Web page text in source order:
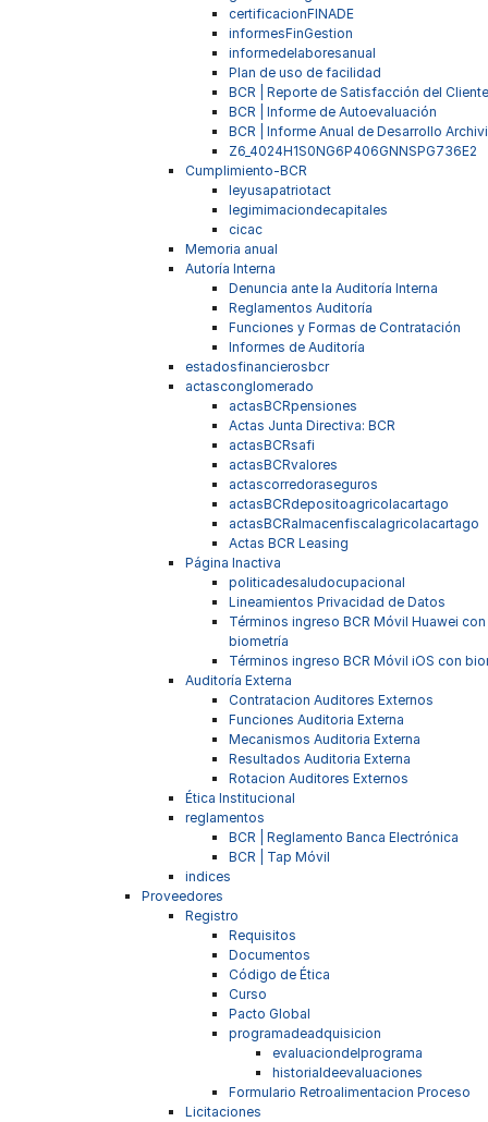
certificacionFINADE
informesFinGestion
informedelaboresanual
Plan de uso de facilidad
BCR | Reporte de Satisfacción del Cliente
BCR | Informe de Autoevaluación
BCR | Informe Anual de Desarrollo
Z6_4024H1S0NG6P406GNNSPG736E2
Cumplimiento-BCR
leyusapatriotact
legimimaciondecapitales
cicac
Memoria anual
Autoría Interna
Denuncia ante la Auditoría Interna
Reglamentos Auditoría
Funciones y Formas de Contratación
Informes de Auditoría
estadosfinancierosbcr
actasconglomerado
actasBCRpensiones
Actas Junta Directiva: BCR
actasBCRsafi
actasBCRvalores
actascorredoraseguros
actasBCRdepositoagricolacartago
actasBCRalmacenfiscalagricolacartago
Actas BCR Leasing
Página Inactiva
politicadesaludocupacional
Lineamientos Privacidad de Datos
Términos ingreso BCR Móvil Huawei con
biometría
Términos ingreso BCR Móvil iOS con
Auditoría Externa
Contratacion Auditores Externos
Funciones Auditoria Externa
Mecanismos Auditoria Externa
Resultados Auditoria Externa
Rotacion Auditores Externos
Ética Institucional
reglamentos
BCR | Reglamento Banca Electrónica
BCR | Tap Móvil
indices
Proveedores
Registro
Requisitos
Documentos
Código de Ética
Curso
Pacto Global
programadeadquisicion
evaluaciondelprograma
historialdeevaluaciones
Formulario Retroalimentacion Proceso
Licitaciones